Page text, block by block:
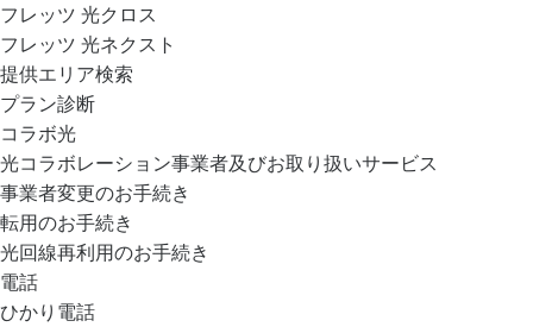
フレッツ 光クロス
フレッツ 光ネクスト
提供エリア検索
プラン診断
コラボ光
光コラボレーション事業者及びお取り扱いサービス
事業者変更のお手続き
転用のお手続き
光回線再利用のお手続き
電話
ひかり電話